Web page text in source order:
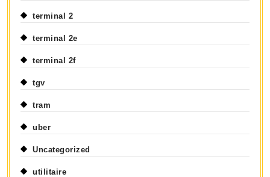
terminal 2
terminal 2e
terminal 2f
tgv
tram
uber
Uncategorized
utilitaire